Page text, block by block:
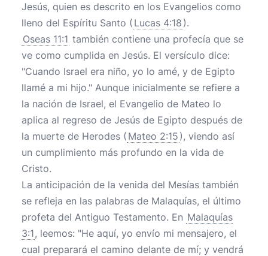
Jesús, quien es descrito en los Evangelios como
lleno del Espíritu Santo ( Lucas 4:18 ).
Oseas 11:1 también contiene una profecía que se
ve como cumplida en Jesús. El versículo dice:
"Cuando Israel era niño, yo lo amé, y de Egipto
llamé a mi hijo." Aunque inicialmente se refiere a
la nación de Israel, el Evangelio de Mateo lo
aplica al regreso de Jesús de Egipto después de
la muerte de Herodes ( Mateo 2:15 ), viendo así
un cumplimiento más profundo en la vida de
Cristo.
La anticipación de la venida del Mesías también
se refleja en las palabras de Malaquías, el último
profeta del Antiguo Testamento. En Malaquías
3:1, leemos: "He aquí, yo envío mi mensajero, el
cual preparará el camino delante de mí; y vendrá